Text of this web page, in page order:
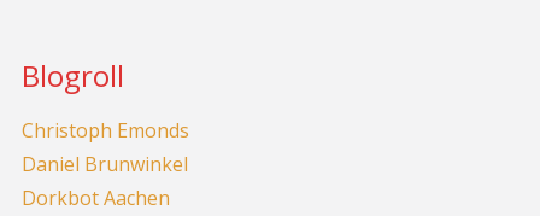
Blogroll
Christoph Emonds
Daniel Brunwinkel
Dorkbot Aachen